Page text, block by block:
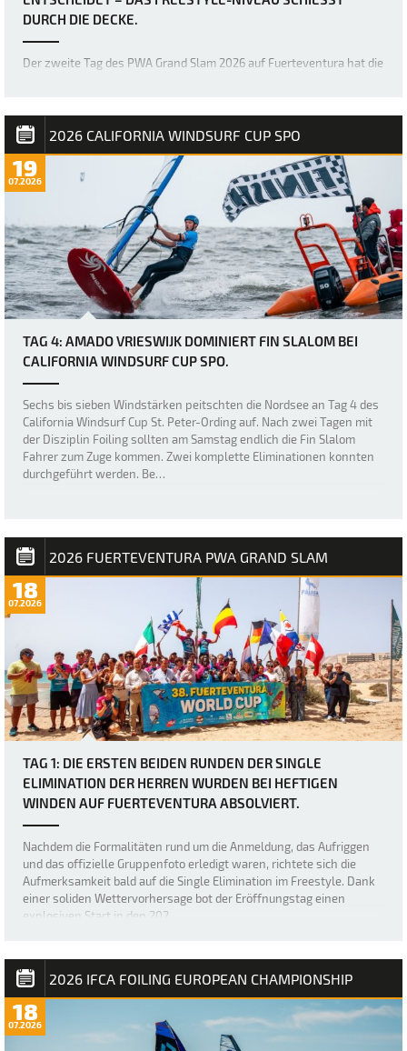
URCH DIE DECKE.
Der zweite Tag des PWA Grand Slam 2026 auf Fuerteventura hat die
Freestyle-Bereich möglich ist. Bereits gestern war das Niveau
unglaublich hoch, doch über Na…
2026 CALIFORNIA WINDSURF CUP SPO
19
07.2026
TAG 4: AMADO VRIESWIJK DOMINIERT FIN SLALOM BEI
CALIFORNIA WINDSURF CUP SPO.
Sechs bis sieben Windstärken peitschten die Nordsee an Tag 4 des
California Windsurf Cup St. Peter-Ording auf. Nach zwei Tagen mit
der Disziplin Foiling sollten am Samstag endlich die Fin Slalom
Fahrer zum Zuge kommen. Zwei komplette Eliminationen konnten
durchgeführt werden. Be…
2026 FUERTEVENTURA PWA GRAND SLAM
18
07.2026
TAG 1: DIE ERSTEN BEIDEN RUNDEN DER SINGLE
ELIMINATION DER HERREN WURDEN BEI HEFTIGEN
WINDEN AUF FUERTEVENTURA ABSOLVIERT.
Nachdem die Formalitäten rund um die Anmeldung, das Aufriggen
und das offizielle Gruppenfoto erledigt waren, richtete sich die
Aufmerksamkeit bald auf die Single Elimination im Freestyle. Dank
einer soliden Wettervorhersage bot der Eröffnungstag einen
explosiven Start in den 202…
2026 IFCA FOILING EUROPEAN CHAMPIONSHIP
18
07.2026